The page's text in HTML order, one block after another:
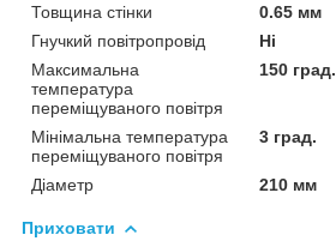
Товщина стінки
0.65 мм
Гнучкий повітропровід
Ні
Максимальна
температура
переміщуваного повітря
150 град.
Мінімальна температура
переміщуваного повітря
3 град.
Діаметр 210 мм
Приховати